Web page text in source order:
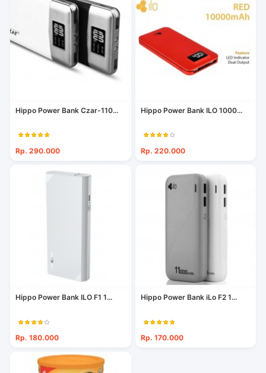
Hippo Power Bank Czar-110...
Rp. 290.000
Hippo Power Bank ILO 1000...
Rp. 220.000
Hippo Power Bank ILO F1 1...
Rp. 180.000
Hippo Power Bank iLo F2 1...
Rp. 170.000